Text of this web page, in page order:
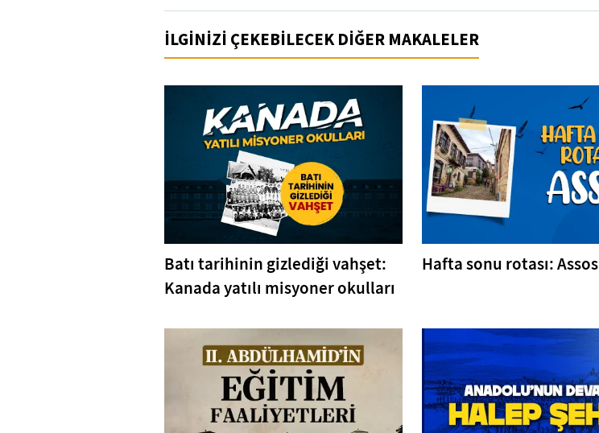
İLGİNİZİ ÇEKEBİLECEK DİĞER MAKALELER
Batı tarihinin gizlediği vahşet:
Kanada yatılı misyoner okulları
Hafta sonu rotası: Assos